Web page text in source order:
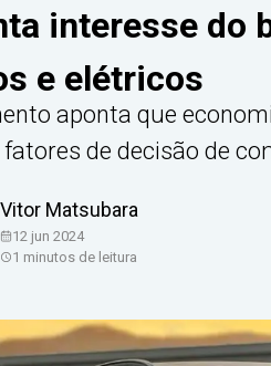
interesse do
e elétricos
aponta que
de decisão de
Vitor Matsubara
12 jun 2024
1 minutos de leitura